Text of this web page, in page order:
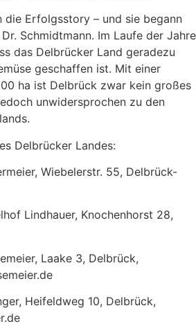
die Erfolgsstory – und sie begann
Schmidtmann. Im Laufe der Jahre
das Delbrücker Land geradezu
geschaffen ist. Mit einer
ha ist Delbrück zwar kein großes
unwidersprochen zu den
Delbrücker Landes:
Wiebelerstr. 55, Delbrück-
Lindhauer, Knochenhorst 28,
Laake 3, Delbrück,
Heifeldweg 10, Delbrück,